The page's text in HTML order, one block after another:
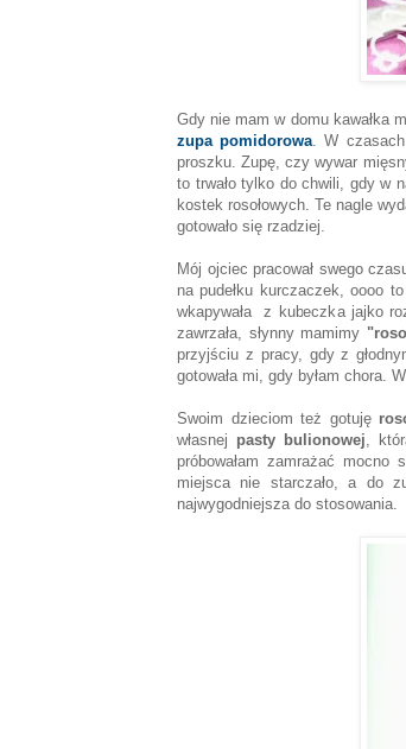
Gdy nie mam w domu kawałka
zupa pomidorowa. W
proszku. Zupę, czy wywar
to trwało tylko do chwili, gdy w
kostek rosołowych. Te nagle
gotowało się rzadziej.
Mój ojciec pracował swego
na pudełku kurczaczek, oooo
wkapywała z kubeczka jajko
zawrzała, słynny mamimy
przyjściu z pracy, gdy z
gotowała mi, gdy byłam chora.
Swoim dzieciom też gotuję
własnej pasty bulionowej,
próbowałam zamrażać
miejsca nie starczało, a do
najwygodniejsza do stosowania.